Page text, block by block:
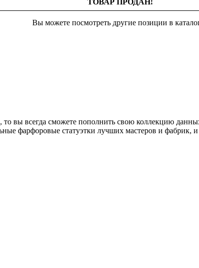
ТОВАР ПРОДАН!
Вы можете посмотреть другие позиции в
вы всегда сможете пополнить свою коллекцию
фарфоровые статуэтки лучших мастеров и